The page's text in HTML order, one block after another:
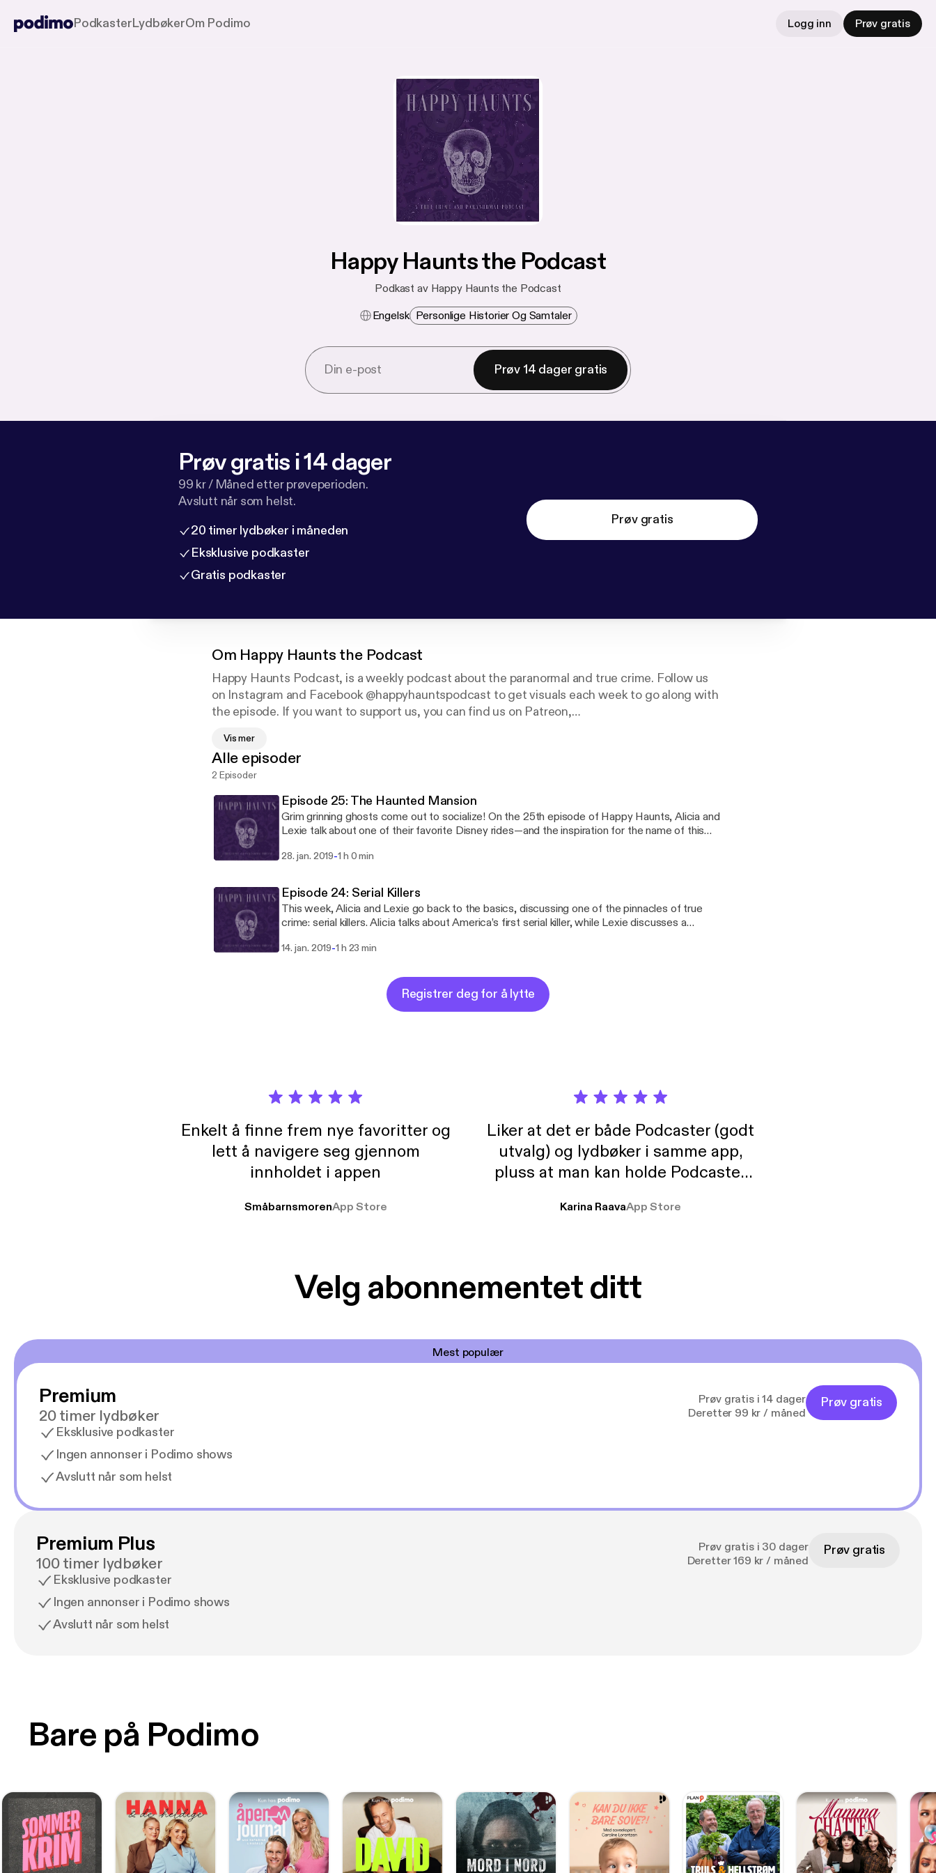
PodkasterLydbøkerOm Podimo Logg inn Prøv gratis
Happy Haunts the Podcast
Podkast av Happy Haunts the Podcast
Engelsk Personlige Historier Og Samtaler
Prøv 14 dager gratis
Prøv gratis i 14 dager
99 kr / Måned etter prøveperioden.
Avslutt når som helst.
20 timer lydbøker i måneden
Eksklusive podkaster
Gratis podkaster
Prøv gratis
Om Happy Haunts the Podcast
Happy Haunts Podcast, is a weekly podcast about the paranormal and true crime. Follow us
on Instagram and Facebook @happyhauntspodcast to get visuals each week to go along with
the episode. If you want to support us, you can find us on Patreon,
Happy Haunts everyone!
Vis mer
Alle episoder
2 Episoder
Episode 25: The Haunted Mansion
Grim grinning ghosts come out to socialize! On the 25th episode of Happy Haunts, Alicia and
Lexie talk about one of their favorite Disney rides—and the inspiration for the name of this
28. jan. 2019-1 h 0 min
Episode 24: Serial Killers
This week, Alicia and Lexie go back to the basics, discussing one of the pinnacles of true
crime: serial killers. Alicia talks about America’s first serial killer, while Lexie discusses a
lock your doors, because there are killers all around us. The webpage about the Zodiac Killer:
14. jan. 2019-1 h 23 min
Registrer deg for å lytte
Enkelt å finne frem nye favoritter og
lett å navigere seg gjennom
innholdet i appen
SmåbarnsmorenApp Store
Liker at det er både Podcaster (godt
utvalg) og lydbøker i samme app,
pluss at man kan holde Podcaster
Karina RaavaApp Store
Velg abonnementet ditt
Mest populær
Premium
20 timer lydbøker
Eksklusive podkaster
Ingen annonser i Podimo shows
Avslutt når som helst
Prøv gratis i 14 dager
Deretter 99 kr / måned
Prøv gratis
Premium Plus
100 timer lydbøker
Eksklusive podkaster
Ingen annonser i Podimo shows
Avslutt når som helst
Prøv gratis i 30 dager
Deretter 169 kr / måned
Prøv gratis
Bare på Podimo